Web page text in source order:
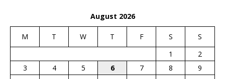
August 2026
M T W T F S
S
1
2
3
4 5 6 7 8
9